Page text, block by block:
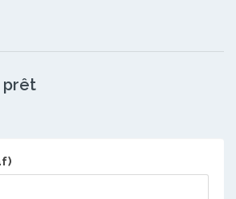
prêt